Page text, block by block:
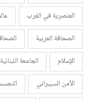
العنصرية في الغرب
الصحافة العربية
الإسلام
الجامعة اللبنانية
الأمن السيبراني